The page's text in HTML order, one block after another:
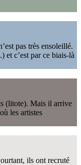
pas très ensoleillé.
et c’est par ce biais-là
(litote). Mais il arrive
les artistes
ils ont recruté